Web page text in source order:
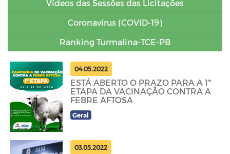
Vídeos das Sessões das Licitações
Coronavírus (COVID-19)
Ranking Turmalina-TCE-PB
04.05.2022
ESTÁ ABERTO O PRAZO PARA A 1ª
ETAPA DA VACINAÇÃO CONTRA A
FEBRE AFTOSA
Geral
03.05.2022